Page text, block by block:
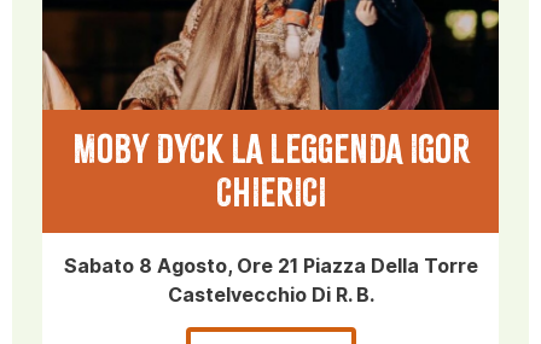
MOBY DYCK LA LEGGENDA IGOR
CHIERICI
Sabato 8 Agosto, Ore 21 Piazza Della Torre
Castelvecchio Di R. B.